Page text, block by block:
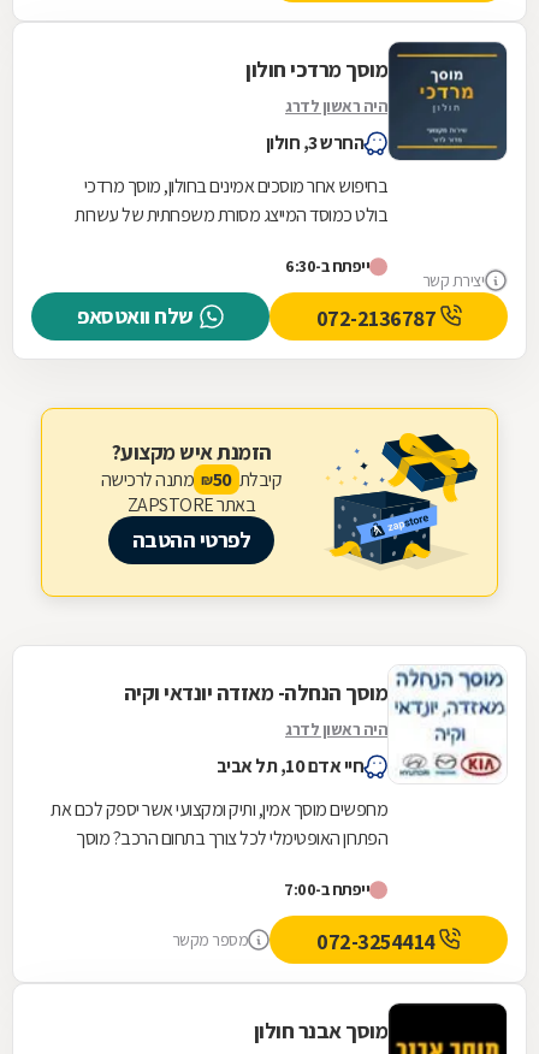
יצירת קשר
מוסך מרדכי חולון
היה ראשון לדרג
החרש 3, חולון
בחיפוש אחר מוסכים אמינים בחולון, מוסך מרדכי
בולט כמוסד המייצג מסורת משפחתית של עשרות
והמקצועיות...
ייפתח ב-6:30
שלח וואטסאפ
הזמנת איש מקצוע?
קיבלת 50
₪ מתנה לרכישה
באתר ZAPSTORE
לפרטי ההטבה
מוסך הנחלה- מאזדה יונדאי וקיה
היה ראשון לדרג
חיי אדם 10, תל אביב
מחפשים מוסך אמין, ותיק ומקצועי אשר יספק לכם את
הפתרון האופטימלי לכל צורך בתחום הרכב? מוסך
קיה...ייפתח ב-7:00
072-3254414 מספר מקשר
מוסך אבנר חולון